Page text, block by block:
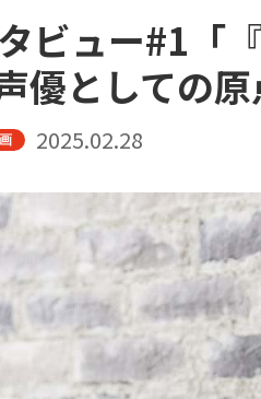
ビュー#1「
優としての原
2025.02.28